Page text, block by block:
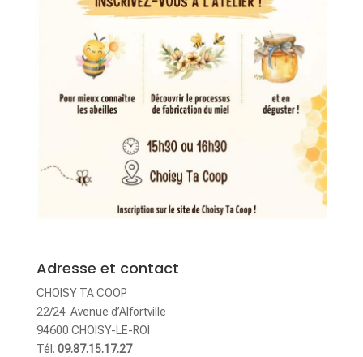
Adresse et contact
CHOISY TA COOP
22/24 Avenue d’Alfortville
94600 CHOISY-LE-ROI
Tél. 09.87.15.17.27